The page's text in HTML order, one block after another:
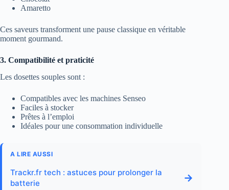
Amaretto
Ces saveurs transforment une pause classique en véritable
moment gourmand.
3. Compatibilité et praticité
Les dosettes souples sont :
Compatibles avec les machines Senseo
Faciles à stocker
Prêtes à l’emploi
Idéales pour une consommation individuelle
A LIRE AUSSI
Trackr.fr tech : astuces pour prolonger la
batterie
→